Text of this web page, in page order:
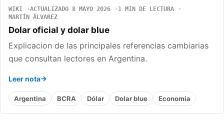
WIKI ACTUALIZADO 8 MAYO 2026
1 MIN DE LECTURA
MARTÍN ÁLVAREZ
Dolar oficial y dolar blue
Explicacion de las principales referencias cambiarias
que consultan lectores en Argentina.
Leer nota
Argentina BCRA Dólar Dolar blue Economia